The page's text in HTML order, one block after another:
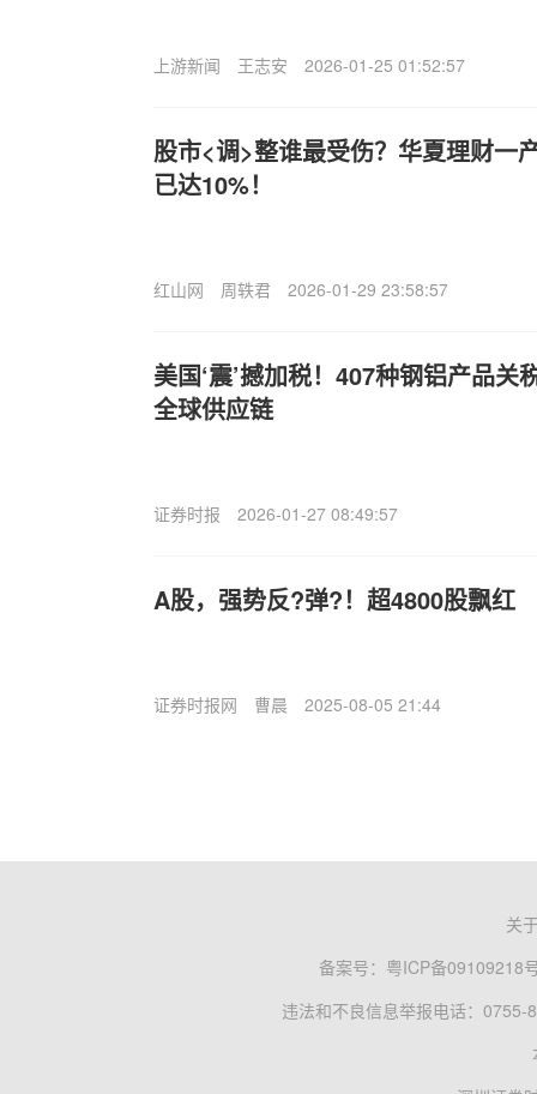
上游新闻 王志安 2026-01-25 01:52:57
股市<调>整谁最受伤？华夏理财一
已达10%！
红山网 周轶君 2026-01-29 23:58:57
美国‘震’撼加税！407种钢铝产品关
全球供应链
证券时报 2026-01-27 08:49:57
A股，强势反?弹?！超4800股飘红
证券时报网 曹晨 2025-08-05 21:44
关
备案号： 粤ICP备09109218
违法和不良信息举报电话：0755-